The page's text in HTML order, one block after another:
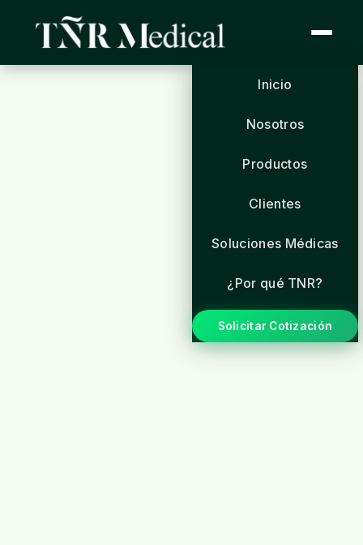
Inicio
Nosotros
Productos
Clientes
Soluciones Médicas
¿Por qué TNR?
Solicitar Cotización